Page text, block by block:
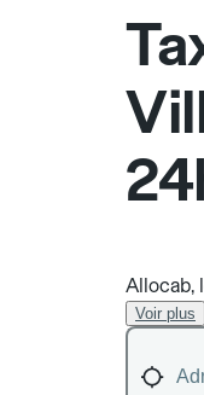
Allocab,
Voir plus